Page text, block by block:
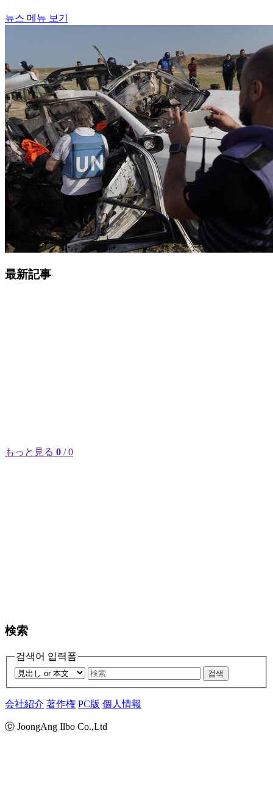
뉴스 메뉴 보기
最新記事
もっと見る 0 / 0
検索
검색어 입력폼
검색
会社紹介 著作権 PC版 個人情報
ⓒ JoongAng Ilbo Co.,Ltd